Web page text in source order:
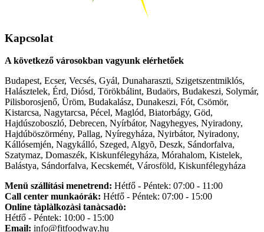
Kapcsolat
A következő városokban vagyunk elérhetőek
Budapest, Ecser, Vecsés, Gyál, Dunaharaszti, Szigetszentmiklós,
Halásztelek, Érd, Diósd, Törökbálint, Budaörs, Budakeszi, Solymár,
Pilisborosjenő, Üröm, Budakalász, Dunakeszi, Fót, Csömör,
Kistarcsa, Nagytarcsa, Pécel, Maglód, Biatorbágy, Göd,
Hajdúszoboszló, Debrecen, Nyírbátor, Nagyhegyes, Nyiradony,
Hajdúböszörmény, Pallag, Nyíregyháza, Nyirbátor, Nyiradony,
Kállósemjén, Nagykálló, Szeged, Algyõ, Deszk, Sándorfalva,
Szatymaz, Domaszék, Kiskunfélegyháza, Mórahalom, Kistelek,
Balástya, Sándorfalva, Kecskemét, Városföld, Kiskunfélegyháza
Menü szállítási menetrend: Hétfő - Péntek: 07:00 - 11:00
Call center munkaórák: Hétfő - Péntek: 07:00 - 15:00
Online tàplàlkozàsi tanàcsadò:
Hétfő - Péntek: 10:00 - 15:00
Email: info@fitfoodway.hu